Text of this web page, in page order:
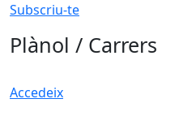
Subscriu-te
Plànol / Carrers
Accedeix